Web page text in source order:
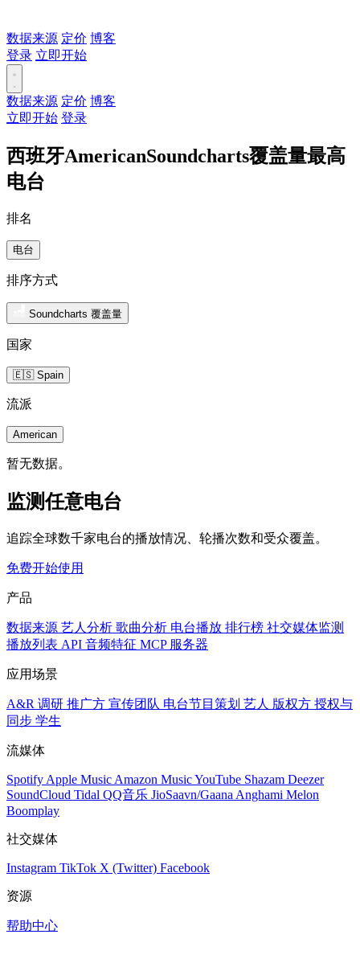
数据来源 定价 博客
登录 立即开始
数据来源 定价 博客
立即开始 登录
西班牙AmericanSoundcharts覆盖量最高
电台
排名
电台
排序方式
Soundcharts 覆盖量
国家
🇪🇸 Spain
流派
American
暂无数据。
监测任意电台
追踪全球数千家电台的播放情况、轮播次数和受众覆盖。
免费开始使用
产品
数据来源 艺人分析 歌曲分析 电台播放 排行榜 社交媒体监测
播放列表 API 音频特征 MCP 服务器
应用场景
A&R 调研 推广方 宣传团队 电台节目策划 艺人 版权方 授权与
同步 学生
流媒体
Spotify Apple Music Amazon MusicYouTube Shazam Deezer
SoundCloud Tidal QQ音乐 JioSaavn/Gaana Anghami Melon
Boomplay
社交媒体
Instagram TikTok X (Twitter) Facebook
资源
帮助中心